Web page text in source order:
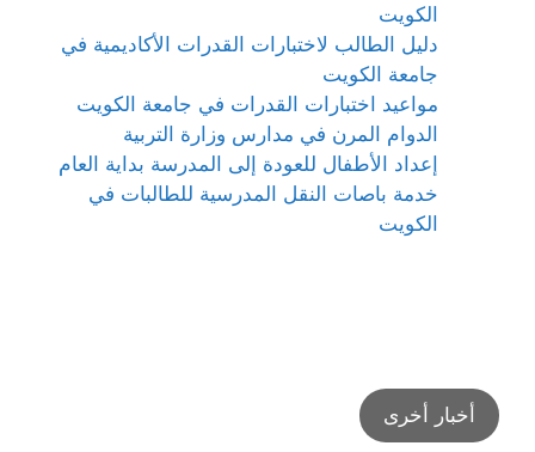
الكويت
دليل الطالب لاختبارات القدرات الأكاديمية في
جامعة الكويت
مواعيد اختبارات القدرات في جامعة الكويت
الدوام المرن في مدارس وزارة التربية
إعداد الأطفال للعودة إلى المدرسة بداية العام
خدمة باصات النقل المدرسية للطالبات في
الكويت
أخبار أخرى